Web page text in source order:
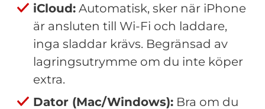
iCloud: Automatisk, sker när iPhone
är ansluten till Wi-Fi och laddare,
inga sladdar krävs. Begränsad av
lagringsutrymme om du inte köper
extra.
Dator (Mac/Windows): Bra om du